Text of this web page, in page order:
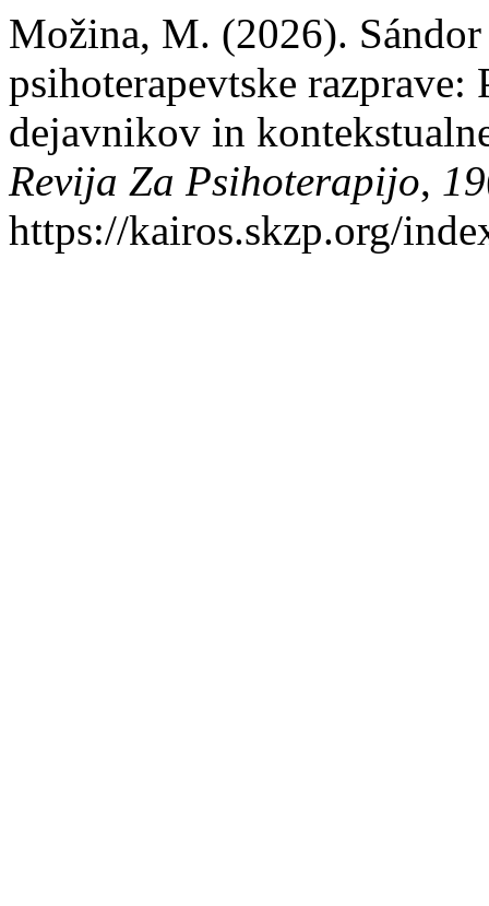
Možina, M. (2026).
psihoterapevtske
dejavnikov in
Revija Za Psihoterapijo, 19
https://kairos.skzp.org/